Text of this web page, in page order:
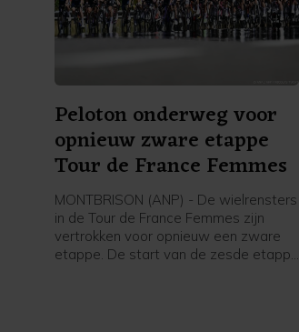
Peloton onderweg voor
opnieuw zware etappe
Tour de France Femmes
MONTBRISON (ANP) - De wielrensters
in de Tour de France Femmes zijn
vertrokken voor opnieuw een zware
etappe. De start van de zesde etappe